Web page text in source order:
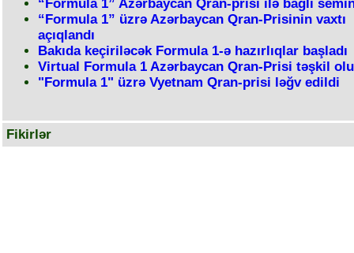
“Formula 1” Azərbaycan Qran-prisi ilə bağlı
“Formula 1” üzrə Azərbaycan Qran-Prisinin vaxtı
açıqlandı
Bakıda keçiriləcək Formula 1-ə hazırlıqlar başladı
Virtual Formula 1 Azərbaycan Qran-Prisi təşkil
"Formula 1" üzrə Vyetnam Qran-prisi ləğv edildi
Fikirlər